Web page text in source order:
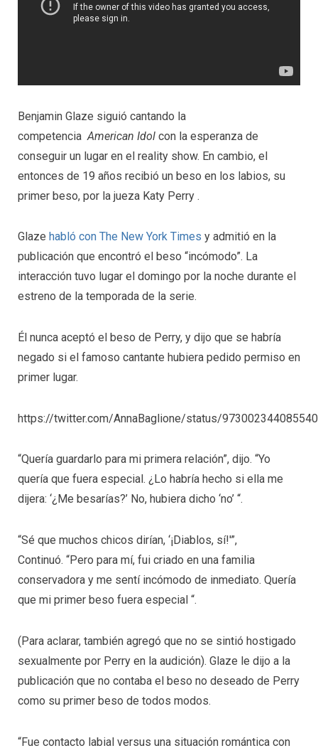
Benjamin Glaze siguió cantando la
competencia American Idol con la esperanza de
conseguir un lugar en el reality show. En cambio, el
entonces de 19 años recibió un beso en los labios, su
primer beso, por la jueza Katy Perry .
Glaze habló con The New York Times y admitió en la
publicación que encontró el beso “incómodo”. La
interacción tuvo lugar el domingo por la noche durante el
estreno de la temporada de la serie.
Él nunca aceptó el beso de Perry, y dijo que se habría
negado si el famoso cantante hubiera pedido permiso en
primer lugar.
https://twitter.com/AnnaBaglione/status/
“Quería guardarlo para mi primera relación”, dijo. “Yo
quería que fuera especial. ¿Lo habría hecho si ella me
dijera: ‘¿Me besarías?’ No, hubiera dicho ‘no’ “.
“Sé que muchos chicos dirían, ‘¡Diablos, sí!'”,
Continuó. “Pero para mí, fui criado en una familia
conservadora y me sentí incómodo de inmediato. Quería
que mi primer beso fuera especial “.
(Para aclarar, también agregó que no se sintió hostigado
sexualmente por Perry en la audición). Glaze le dijo a la
publicación que no contaba el beso no deseado de Perry
como su primer beso de todos modos.
“Fue contacto labial versus una situación romántica con